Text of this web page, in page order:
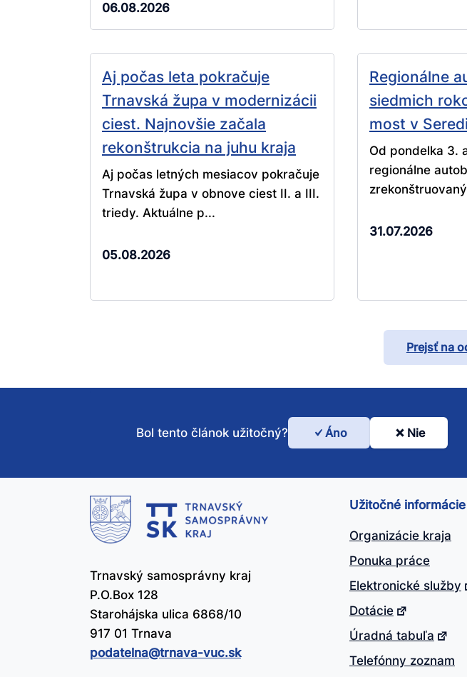
06.08.2026
Aj počas leta pokračuje
Trnavská župa v modernizácii
ciest. Najnovšie začala
rekonštrukcia na juhu kraja
Aj počas letných mesiacov pokračuje
Trnavská župa v obnove ciest II. a III.
triedy. Aktuálne p...
05.08.2026
Regionálne
siedmich
most v Seredi
Od pondelka 3.
regionálne
31.07.2026
Prejsť na
Bol
tento
článok
užitočný?
Bol tento článok užitočný? Áno Nie
Trnavský samosprávny kraj
P.O.Box 128
Starohájska ulica 6868/10
917 01 Trnava
podatelna@​trnava-vuc.sk
Užitočné informácie
Organizácie kraja
Ponuka práce
Elektronické služby
Dotácie
Úradná tabuľa
Telefónny zoznam